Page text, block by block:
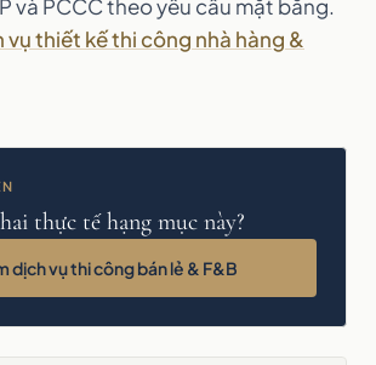
và PCCC theo yêu cầu mặt bằng.
vụ thiết kế thi công nhà hàng &
thực tế hạng mục này?
dịch vụ thi công bán lẻ & F&B